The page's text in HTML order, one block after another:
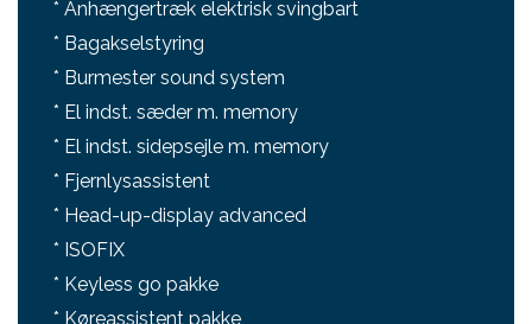
* Anhængertræk elektrisk svingbart
* Bagakselstyring
* Burmester sound system
* El indst. sæder m. memory
* El indst. sidepsejle m. memory
* Fjernlysassistent
* Head-up-display advanced
* ISOFIX
* Keyless go pakke
* Køreassistent pakke